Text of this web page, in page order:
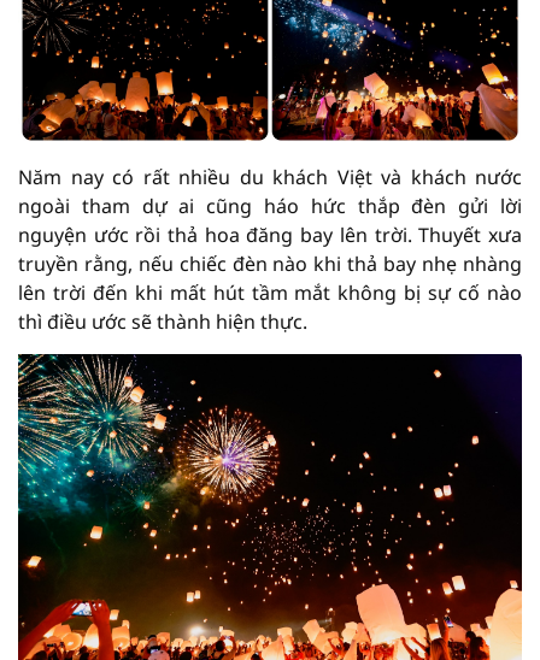
Năm nay có rất nhiều du khách Việt và khách nước
ngoài tham dự ai cũng háo hức thắp đèn gửi lời
nguyện ước rồi thả hoa đăng bay lên trời. Thuyết xưa
truyền rằng, nếu chiếc đèn nào khi thả bay nhẹ nhàng
lên trời đến khi mất hút tầm mắt không bị sự cố nào
thì điều ước sẽ thành hiện thực.